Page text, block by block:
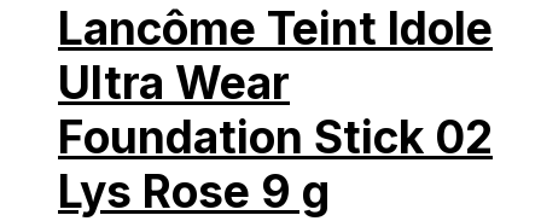
Lancôme Teint Idole
Ultra Wear
Foundation Stick 02
Lys Rose 9 g